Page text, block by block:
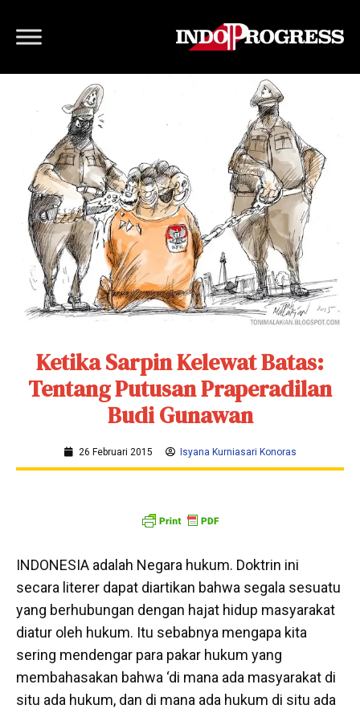
Ketika Sarpin Kelewat Batas:
Tentang Putusan Praperadilan
Budi Gunawan
26 Februari 2015 Isyana Kurniasari Konoras
INDONESIA adalah Negara hukum. Doktrin ini
secara literer dapat diartikan bahwa segala sesuatu
yang berhubungan dengan hajat hidup masyarakat
diatur oleh hukum. Itu sebabnya mengapa kita
sering mendengar para pakar hukum yang
membahasakan bahwa ‘di mana ada masyarakat di
situ ada hukum, dan di mana ada hukum di situ ada